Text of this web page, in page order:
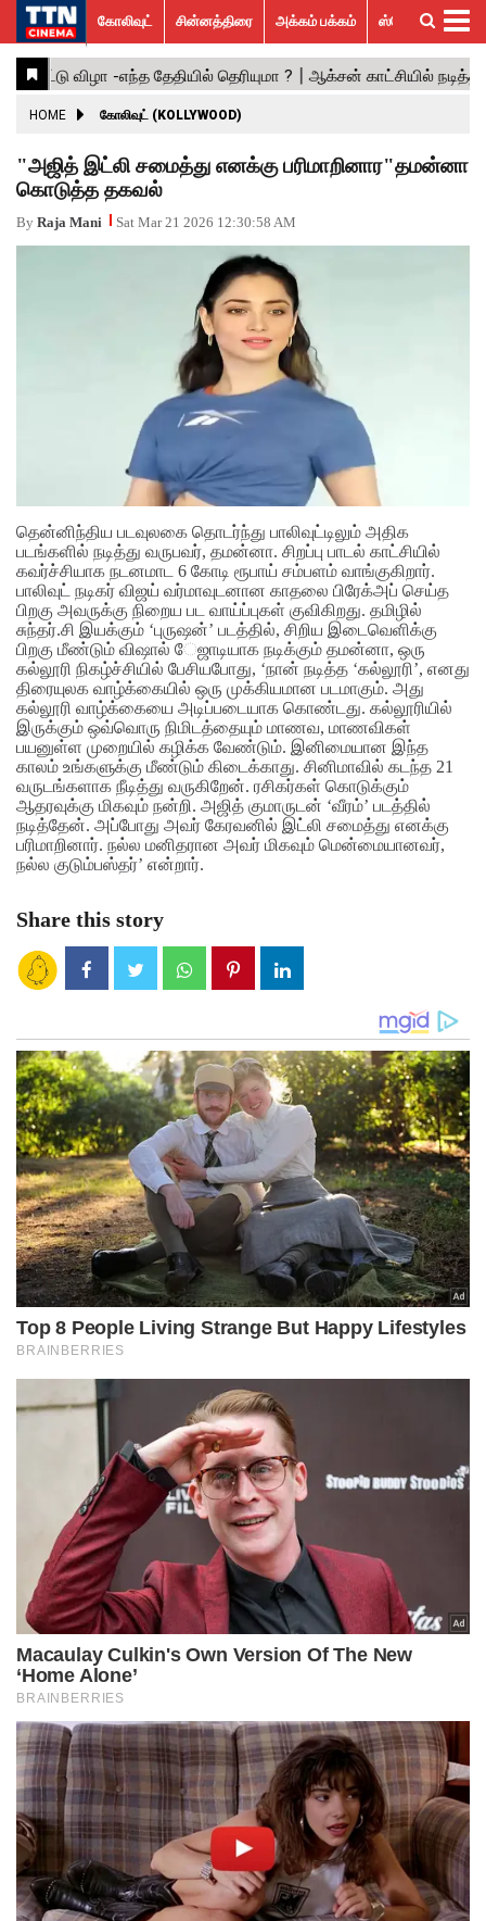
கோலிவுட்
சின்னத்திரை
பாலிவுட்
ஹாலிவுட்
அக்கம்
பக்கம்
ஸ்பெஷல்
ஸ்டோரீஸ்
விமர்சனம்
GALLERY
ACTRESS
ACTORS
MOVIESTILLS
EVENTS
VIDEOS
What’s
Hot
Trending
News
கோலிவுட் சின்னத்திரை அக்கம் பக்கம் ஸ்பெஷல் ஸ்டோரீஸ்
HOME கோலிவுட் (KOLLYWOOD)
"அஜித் இட்லி சமைத்து எனக்கு பரிமாறினார"தமன்னா
கொடுத்த தகவல்
By Raja Mani Sat Mar 21 2026 12:30:58 AM
தென்னிந்திய படவுலகை தொடர்ந்து பாலிவுட்டிலும் அதிக
படங்களில் நடித்து வருபவர், தமன்னா. சிறப்பு பாடல் காட்சியில்
கவர்ச்சியாக நடனமாட 6 கோடி ரூபாய் சம்பளம் வாங்குகிறார்.
பாலிவுட் நடிகர் விஜய் வர்மாவுடனான காதலை பிரேக்அப் செய்த
பிறகு அவருக்கு நிறைய பட வாய்ப்புகள் குவிகிறது. தமிழில்
சுந்தர்.சி இயக்கும் ‘புருஷன்’ படத்தில், சிறிய இடைவெளிக்கு
பிறகு மீண்டும் விஷால் ேஜாடியாக நடிக்கும் தமன்னா, ஒரு
கல்லூரி நிகழ்ச்சியில் பேசியபோது, ‘நான் நடித்த ‘கல்லூரி’, எனது
திரையுலக வாழ்க்கையில் ஒரு முக்கியமான படமாகும். அது
கல்லூரி வாழ்க்கையை அடிப்படையாக கொண்டது. கல்லூரியில்
இருக்கும் ஒவ்வொரு நிமிடத்தையும் மாணவ, மாணவிகள்
பயனுள்ள முறையில் கழிக்க வேண்டும். இனிமையான இந்த
காலம் உங்களுக்கு மீண்டும் கிடைக்காது. சினிமாவில் கடந்த 21
வருடங்களாக நீடித்து வருகிறேன். ரசிகர்கள் கொடுக்கும்
ஆதரவுக்கு மிகவும் நன்றி. அஜித் குமாருடன் ‘வீரம்’ படத்தில்
நடித்தேன். அப்போது அவர் கேரவனில் இட்லி சமைத்து எனக்கு
பரிமாறினார். நல்ல மனிதரான அவர் மிகவும் மென்மையானவர்,
நல்ல குடும்பஸ்தர்’ என்றார்.
Share this story